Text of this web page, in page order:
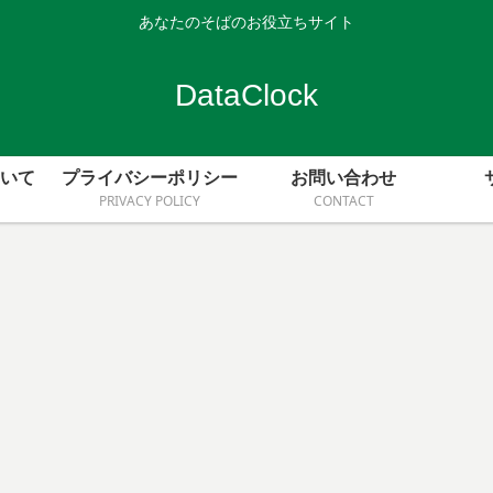
あなたのそばのお役立ちサイト
DataClock
て
プライバシーポリシー
PRIVACY POLICY
お問い合わせ
CONTACT